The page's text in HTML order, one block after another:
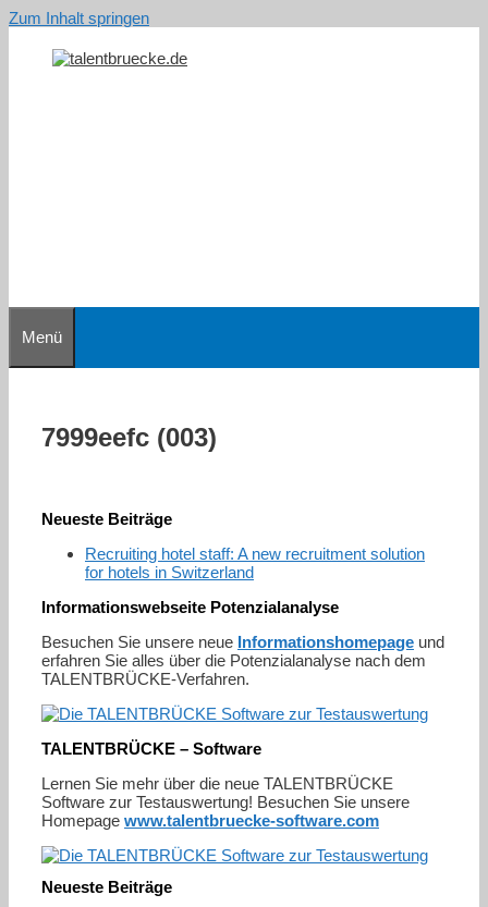
Zum Inhalt springen
Menü
7999eefc (003)
Neueste Beiträge
Recruiting hotel staff: A new recruitment solution
for hotels in Switzerland
Informationswebseite Potenzialanalyse
Besuchen Sie unsere neue Informationshomepage und
erfahren Sie alles über die Potenzialanalyse nach dem
TALENTBRÜCKE-Verfahren.
TALENTBRÜCKE – Software
Lernen Sie mehr über die neue TALENTBRÜCKE
Software zur Testauswertung! Besuchen Sie unsere
Homepage www.talentbruecke-software.com
Neueste Beiträge